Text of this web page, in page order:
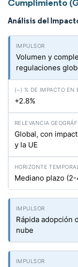
Cumplimiento
Análisis del
Volumen y
regulaciones
+2.8%
Global, con
y la UE
Mediano plazo
Rápida adopción
nube